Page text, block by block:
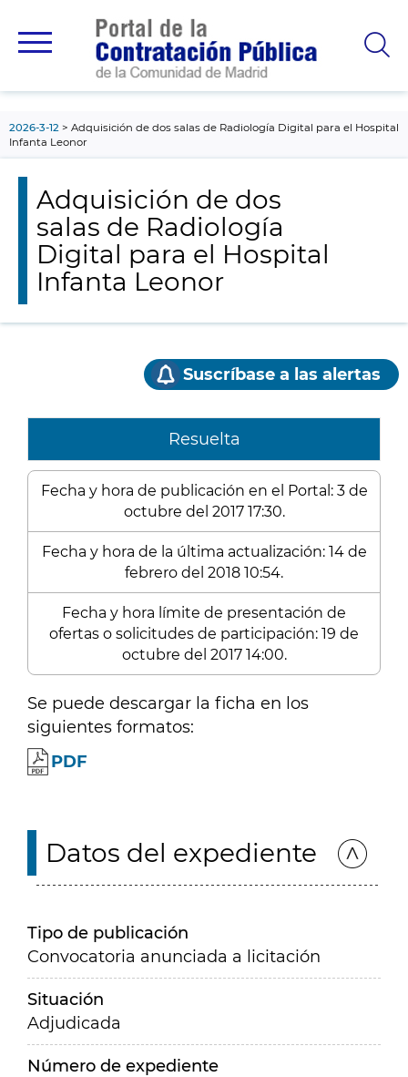
principal
2026-3-12
Adquisición de dos salas de Radiología Digital para el Hospital
Infanta Leonor
Adquisición de dos
salas de Radiología
Digital para el Hospital
Infanta Leonor
Suscríbase a las alertas
Resuelta
Fecha y hora de publicación en el Portal: 3 de
octubre del 2017 17:30.
Fecha y hora de la última actualización: 14 de
febrero del 2018 10:54.
Fecha y hora límite de presentación de
ofertas o solicitudes de participación: 19 de
octubre del 2017 14:00.
Se puede descargar la ficha en los
siguientes formatos:
PDF
Datos del expediente
Tipo de publicación
Convocatoria anunciada a licitación
Situación
Adjudicada
Número de expediente